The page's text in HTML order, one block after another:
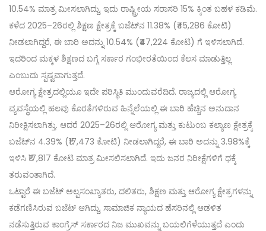
10.54% ಮಾತ್ರ ಮೀಸಲಾಗಿದ್ದು, ಇದು ರಾಷ್ಟ್ರೀಯ ಸರಾಸರಿ 15% ಕ್ಕಿಂತ ಬಹಳ ಕಡಿಮೆ.
ಕಳೆದ 2025–26ರಲ್ಲಿ ಶಿಕ್ಷಣ ಕ್ಷೇತ್ರಕ್ಕೆ ಬಜೆಟ್‌ನ 11.38% (₹45,286 ಕೋಟಿ)
ನೀಡಲಾಗಿದ್ದರೆ, ಈ ಬಾರಿ ಅದನ್ನು 10.54% (₹47,224 ಕೋಟಿ) ಗೆ ಇಳಿಸಲಾಗಿದೆ.
ಇದರಿಂದ ಮಕ್ಕಳ ಶಿಕ್ಷಣದ ಬಗ್ಗೆ ಸರ್ಕಾರ ಗಂಭೀರತೆಯಿಂದ ಕೆಲಸ ಮಾಡುತ್ತಿಲ್ಲ
ಎಂಬುದು ಸ್ಪಷ್ಟವಾಗುತ್ತದೆ.
ಆರೋಗ್ಯ ಕ್ಷೇತ್ರದಲ್ಲಿಯೂ ಇದೇ ಪರಿಸ್ಥಿತಿ ಮುಂದುವರೆದಿದೆ. ರಾಜ್ಯದಲ್ಲಿ ಆರೋಗ್ಯ
ವ್ಯವಸ್ಥೆಯಲ್ಲಿ ಹಲವು ಕೊರತೆಗಳಿರುವ ಹಿನ್ನೆಲೆಯಲ್ಲಿ ಈ ಬಾರಿ ಹೆಚ್ಚಿನ ಅನುದಾನ
ನಿರೀಕ್ಷಿಸಲಾಗಿತ್ತು. ಆದರೆ 2025–26ರಲ್ಲಿ ಆರೋಗ್ಯ ಮತ್ತು ಕುಟುಂಬ ಕಲ್ಯಾಣ ಕ್ಷೇತ್ರಕ್ಕೆ
ಬಜೆಟ್‌ನ 4.39% (₹17,473 ಕೋಟಿ) ನೀಡಲಾಗಿದ್ದರೆ, ಈ ಬಾರಿ ಅದನ್ನು 3.98%ಕ್ಕೆ
ಇಳಿಸಿ ₹17,817 ಕೋಟಿ ಮಾತ್ರ ಮೀಸಲಿಸಲಾಗಿದೆ. ಇದು ಜನರ ನಿರೀಕ್ಷೆಗಳಿಗೆ ಧಕ್ಕೆ
ತರುವಂತಾಗಿದೆ.
ಒಟ್ಟಾರೆ ಈ ಬಜೆಟ್ ಅಲ್ಪಸಂಖ್ಯಾತರು, ದಲಿತರು, ಶಿಕ್ಷಣ ಮತ್ತು ಆರೋಗ್ಯ ಕ್ಷೇತ್ರಗಳನ್ನು
ಕಡೆಗಣಿಸಿರುವ ಬಜೆಟ್ ಆಗಿದ್ದು, ಸಾಮಾಜಿಕ ನ್ಯಾಯದ ಹೆಸರಿನಲ್ಲಿ ಆಡಳಿತ
ನಡೆಸುತ್ತಿರುವ ಕಾಂಗ್ರೆಸ್ ಸರ್ಕಾರದ ನಿಜ ಮುಖವನ್ನು ಬಯಲಿಗೆಳೆಯುತ್ತದೆ ಎಂದು